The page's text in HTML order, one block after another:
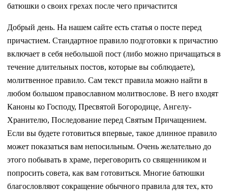
батюшки о своих грехах после чего причастится
Добрый день. На нашем сайте есть статья о посте перед
причастием. Стандартное правило подготовки к причастию
включает в себя небольшой пост (либо можно причащаться в
течение длительных постов, которые вы соблюдаете),
молитвенное правило. Сам текст правила можно найти в
любом большом православном молитвослове. В него входят
Каноны ко Господу, Пресвятой Богородице, Ангелу-
Хранителю, Последование перед Святым Причащением.
Если вы будете готовиться впервые, такое длинное правило
может показаться вам непосильным. Очень желательно до
этого побывать в храме, переговорить со священником и
попросить совета, как вам готовиться. Многие батюшки
благословляют сокращение обычного правила для тех, кто